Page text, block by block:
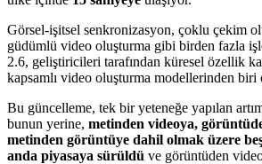
Görsel-işitsel senkronizasyon, çoklu çekim
güdümlü video oluşturma gibi birden fazla
2.6, geliştiricileri tarafından küresel özellik
kapsamlı video oluşturma modellerinden biri
Bu güncelleme, tek bir yeteneğe yapılan
bunun yerine, metinden videoya,
metinden görüntüye dahil olmak üzere
anda piyasaya sürüldü ve görüntüden